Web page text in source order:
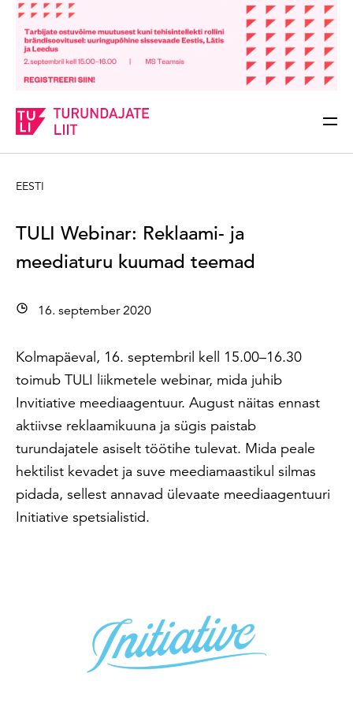
Sisesta märksõna
TULI Webinar: Reklaami- ja
meediaturu kuumad teemad
16. september 2020
EESTI
Kolmapäeval, 16. septembril kell 15.00–16.30
toimub TULI liikmetele webinar, mida juhib
Invitiative meediaagentuur. August näitas ennast
aktiivse reklaamikuuna ja sügis paistab
turundajatele asiselt töötihe tulevat. Mida peale
hektilist kevadet ja suve meediamaastikul silmas
pidada, sellest annavad ülevaate meediaagentuuri
Initiative spetsialistid.